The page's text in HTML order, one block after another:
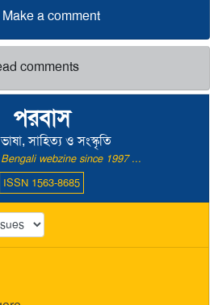
পরবাস
সাহিত্য ও সংস্কৃতি
webzine since 1997 ...
ISSN 1563-8685
Make a comment
comments